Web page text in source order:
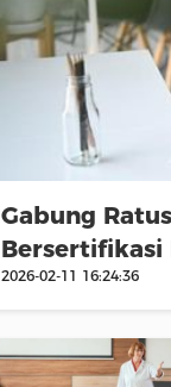
Gabung
Bersertifikasi
2026-02-11 16:24:36